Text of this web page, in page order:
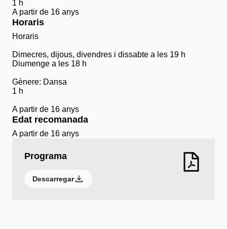
1 h
A partir de 16 anys
Horaris
Horaris
Dimecres, dijous, divendres i dissabte a les 19 h
Diumenge a les 18 h
Gènere: Dansa
1 h
A partir de 16 anys
Edat recomanada
A partir de 16 anys
Programa
Descarregar